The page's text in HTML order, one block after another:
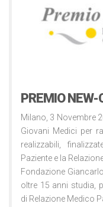
PREMIO
Milano, 3 Novembre
Giovani Medici per
realizzabili,
Paziente e la
Fondazione
oltre 15 anni studia,
di Relazione Medico